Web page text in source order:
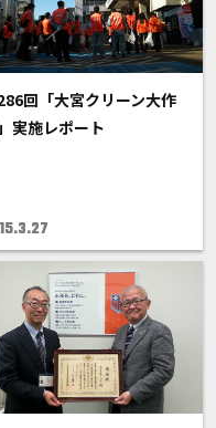
回「大宮クリーン大作
実施レポート